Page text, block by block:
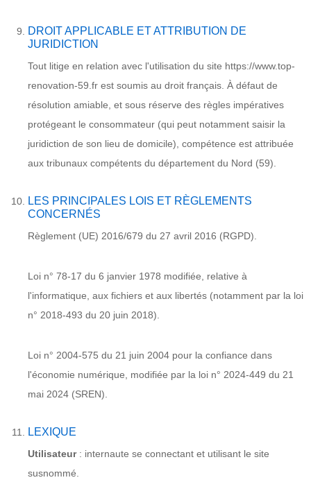
DROIT APPLICABLE ET ATTRIBUTION DE
JURIDICTION
Tout litige en relation avec l'utilisation du site https://www.top-
renovation-59.fr est soumis au droit français. À défaut de
résolution amiable, et sous réserve des règles impératives
protégeant le consommateur (qui peut notamment saisir la
juridiction de son lieu de domicile), compétence est attribuée
aux tribunaux compétents du département du Nord (59).
LES PRINCIPALES LOIS ET RÈGLEMENTS
CONCERNÉS
Règlement (UE) 2016/679 du 27 avril 2016 (RGPD).
Loi n° 78-17 du 6 janvier 1978 modifiée, relative à
l'informatique, aux fichiers et aux libertés (notamment par la loi
n° 2018-493 du 20 juin 2018).
Loi n° 2004-575 du 21 juin 2004 pour la confiance dans
l'économie numérique, modifiée par la loi n° 2024-449 du 21
mai 2024 (SREN).
LEXIQUE
Utilisateur: internaute se connectant et utilisant le site
susnommé.